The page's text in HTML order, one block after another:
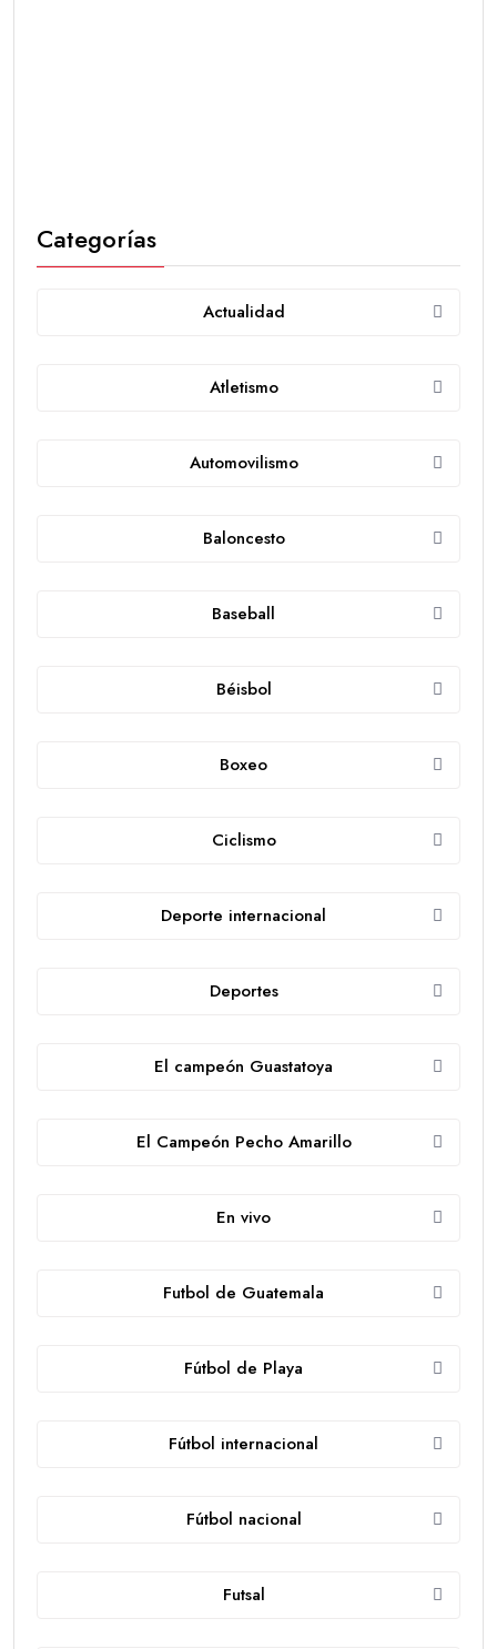
Categorías
Actualidad
Atletismo
Automovilismo
Baloncesto
Baseball
Béisbol
Boxeo
Ciclismo
Deporte internacional
Deportes
El campeón Guastatoya
El Campeón Pecho Amarillo
En vivo
Futbol de Guatemala
Fútbol de Playa
Fútbol internacional
Fútbol nacional
Futsal